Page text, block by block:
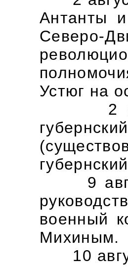
Антанты
Северо-
Устюг на
2
9
военный
Михиным.
10